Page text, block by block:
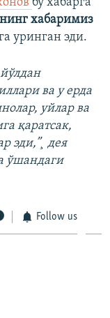
хабаримиз
уринган эди.
ва у ерда
уйлар ва
қаратсак,
эди,”¸ дея
ўшандаги
Follow us